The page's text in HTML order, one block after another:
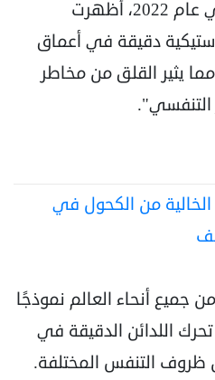
: "لأول مرة في عام 2022، أظهرت
دقيقة في أعماق
يثير القلق من مخاطر
الخالية من الكحول في
جميع أنحاء العالم نموذجًا
اللدائن الدقيقة في
ظروف التنفس المختلفة.